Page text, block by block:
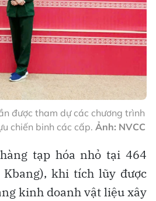
được tham dự các chương trình
chiến binh các cấp. Ảnh: NVCC
tạp hóa nhỏ tại 464
Kbang), khi tích lũy được
kinh doanh vật liệu xây